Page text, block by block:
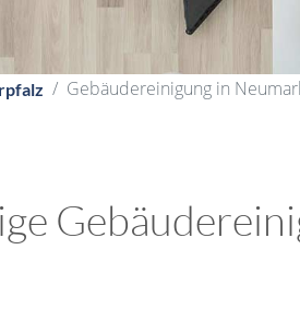
Gebäudereinigung in